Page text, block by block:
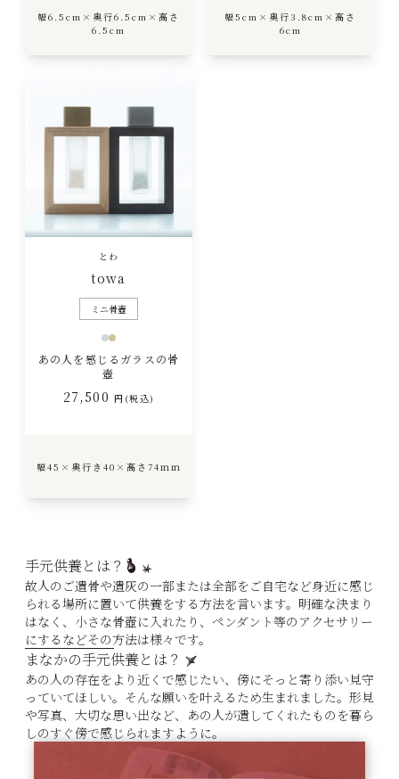
幅6.5cm×奥行6.5cm×高さ
6.5cm
幅5cm×奥行3.8cm×高さ
6cm
とわ
towa
ミニ骨壺
あの人を感じるガラスの骨
壺
27,500 円(税込)
幅45×奥行き40×高さ74ｍｍ
手元供養とは？
故人のご遺骨や遺灰の一部または全部をご自宅など身近に感じ
られる場所に置いて供養をする方法を言います。明確な決まり
はなく、小さな骨壺に入れたり、ペンダント等のアクセサリー
にするなどその方法は様々です。
まなかの手元供養とは？
あの人の存在をより近くで感じたい、傍にそっと寄り添い見守
っていてほしい。そんな願いを叶えるため生まれました。形見
や写真、大切な思い出など、あの人が遺してくれたものを暮ら
しのすぐ傍で感じられますように。